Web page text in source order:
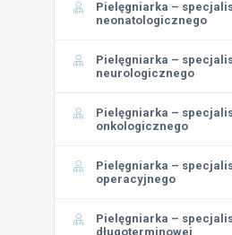
Pielęgniarka –
neonatologicznego
Pielęgniarka –
neurologicznego
Pielęgniarka –
onkologicznego
Pielęgniarka –
operacyjnego
Pielęgniarka –
długoterminowej